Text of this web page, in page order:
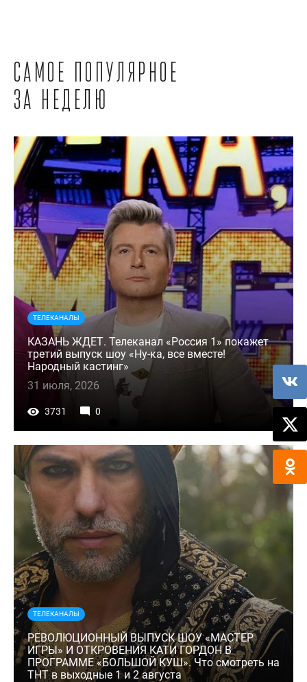
Самое популярное
за неделю
ТЕЛЕКАНАЛЫ
КАЗАНЬ ЖДЕТ. Телеканал «Россия 1» покажет
третий выпуск шоу «Ну-ка, все вместе!
Народный кастинг»
31 июля, 2026
3731 0
ТЕЛЕКАНАЛЫ
РЕВОЛЮЦИОННЫЙ ВЫПУСК ШОУ «МАСТЕР
ИГРЫ» И ОТКРОВЕНИЯ КАТИ ГОРДОН В
ПРОГРАММЕ «БОЛЬШОЙ КУШ». Что смотреть на
ТНТ в выходные 1 и 2 августа